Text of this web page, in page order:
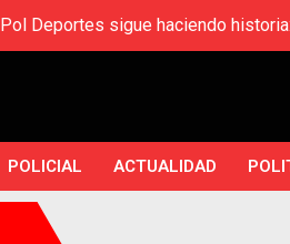
Pol Deportes sigue haciendo
POLICIAL ACTUALIDAD